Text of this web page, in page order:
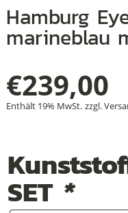
Hamburg Eyewear Ylvi 11
marineblau
€239,00
Enthält 19% MwSt. zzgl.
SET *
+
+